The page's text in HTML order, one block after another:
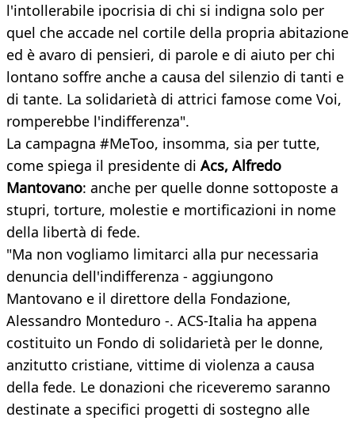
l'intollerabile ipocrisia di chi si indigna solo per
quel che accade nel cortile della propria abitazione
ed è avaro di pensieri, di parole e di aiuto per chi
lontano soffre anche a causa del silenzio di tanti e
di tante. La solidarietà di attrici famose come Voi,
romperebbe l'indifferenza".
La campagna #MeToo, insomma, sia per tutte,
come spiega il presidente di Acs, Alfredo
Mantovano: anche per quelle donne sottoposte a
stupri, torture, molestie e mortificazioni in nome
della libertà di fede.
"Ma non vogliamo limitarci alla pur necessaria
denuncia dell'indifferenza - aggiungono
Mantovano e il direttore della Fondazione,
Alessandro Monteduro -. ACS-Italia ha appena
costituito un Fondo di solidarietà per le donne,
anzitutto cristiane, vittime di violenza a causa
della fede. Le donazioni che riceveremo saranno
destinate a specifici progetti di sostegno alle